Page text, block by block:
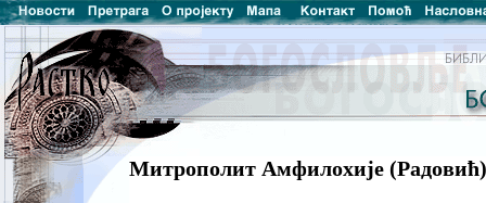
Митрополит Амфилохије (Радовић)